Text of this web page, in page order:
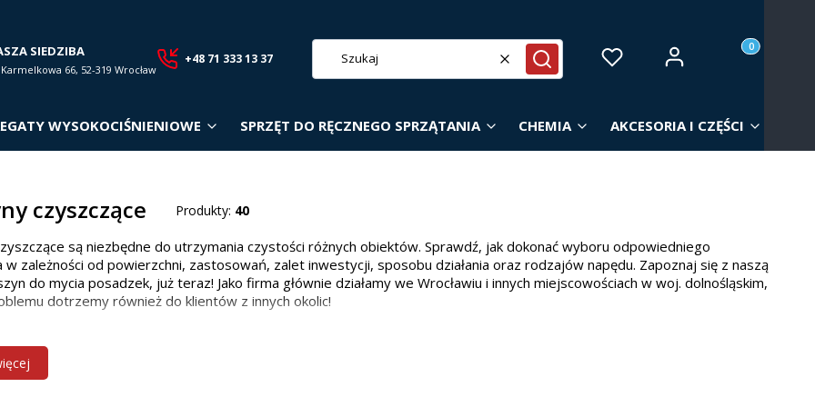
+48 71 333 13 37
SIEDZIBA
66, 52-319 Wrocław WyczyśćSzukaj
Ulubione Zaloguj się Produkty w
Koszyk
WYSOKOCIŚNIENIOWE SPRZĘT DO RĘCZNEGO SPRZĄTANIA CHEMIA AKCESORIA I CZĘŚCI
czyszczące Produkty: 40
są niezbędne do utrzymania czystości różnych obiektów. Sprawdź, jak dokonać wyboru odpowiedniego
w zależności od powierzchni, zastosowań, zalet inwestycji, sposobu działania oraz rodzajów napędu. Zapoznaj się z naszą
do mycia posadzek, już teraz! Jako firma głównie działamy we Wrocławiu i innych miejscowościach w woj. dolnośląskim,
dotrzemy również do klientów z innych okolic!
czyszczących w zależności od powierzchni
modelu zależy od wielkości i rodzaju powierzchni: